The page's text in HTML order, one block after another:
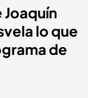
Joaquín
lo que
de